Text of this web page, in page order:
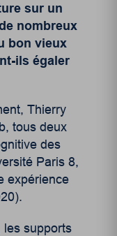
sur un
nombreux
bon vieux
ils égaler
Thierry
tous deux
des
Paris 8,
expérience
).
les supports